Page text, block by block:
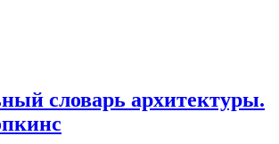
словарь архитектуры.